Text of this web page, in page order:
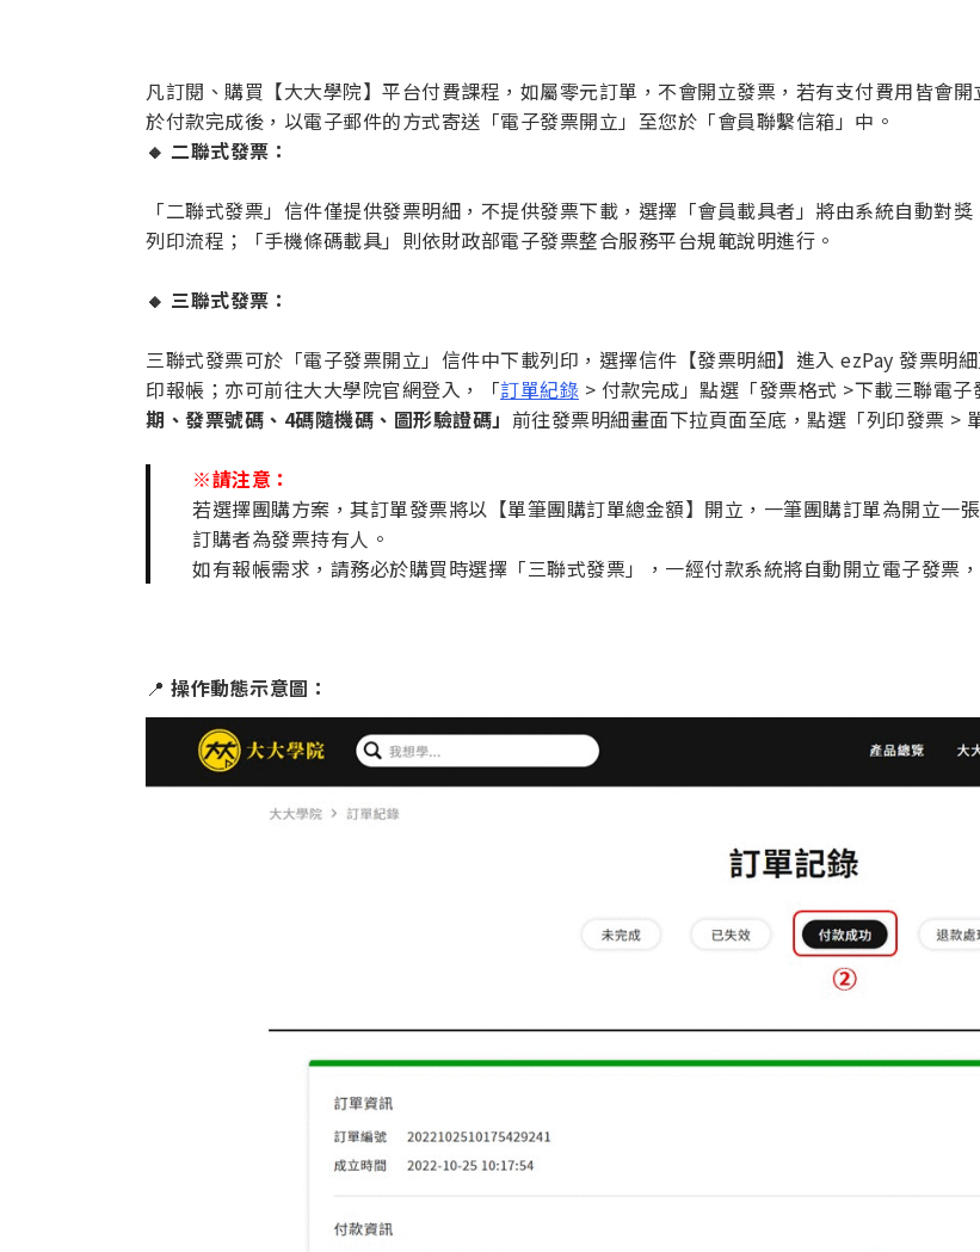
凡訂閱、購買【大大學院】平台付費課程，如屬零元訂單，不會開立發票，若有支付費用皆會
於付款完成後，以電子郵件的方式寄送「電子發票開立」至您於「會員聯繫信箱」中。
🔸 二聯式發票：
「二聯式發票」信件僅提供發票明細，不提供發票下載，選擇「會員載具者」將由系統自動對
列印流程；「手機條碼載具」則依財政部電子發票整合服務平台規範說明進行。
🔸 三聯式發票：
三聯式發票可於「電子發票開立」信件中下載列印，選擇信件【發票明細】進入 ezPay 發票明
印報帳；亦可前往大大學院官網登入，「訂單紀錄 > 付款完成」點選「發票格式 >下載三聯電
期、發票號碼、4碼隨機碼、圖形驗證碼」 前往發票明細畫面下拉頁面至底，點選「列印發票 >
※請注意：
若選擇團購方案，其訂單發票將以【單筆團購訂單總金額】開立，一筆團購訂單為開立一
訂購者為發票持有人。
如有報帳需求，請務必於購買時選擇「三聯式發票」，一經付款系統將自動開立電子發票
📍 操作動態示意圖：